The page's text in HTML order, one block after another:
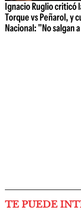
Ignacio Ruglio criticó
Torque vs Peñarol, y
Nacional: "No salgan
TE PUEDE